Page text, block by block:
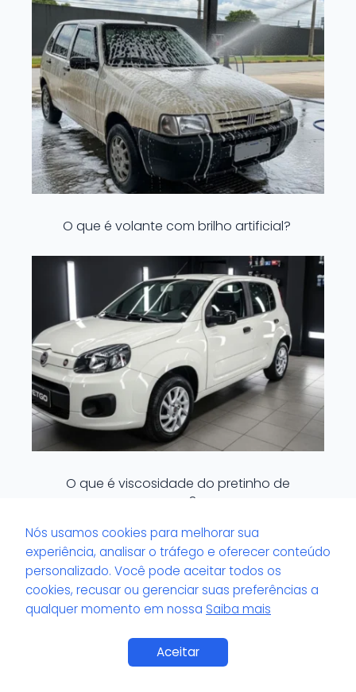
O que é volante com brilho artificial?
O que é viscosidade do pretinho de
pneu?
Nós usamos cookies para melhorar sua
experiência, analisar o tráfego e oferecer conteúdo
personalizado. Você pode aceitar todos os
cookies, recusar ou gerenciar suas preferências a
qualquer momento em nossa Saiba mais
AceitarSaiba Mais